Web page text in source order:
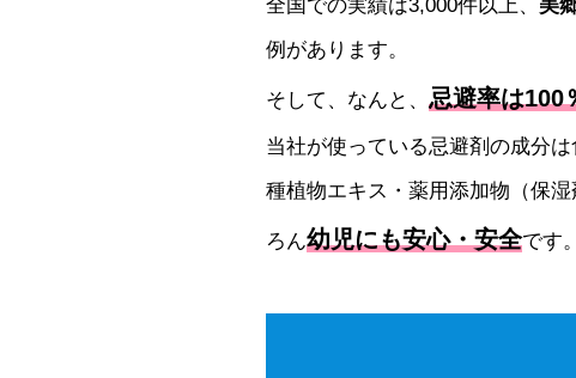
全国での実績は3,000件以上、 美
例があります。
そして、なんと、 忌避率は100
当社が使っている忌避剤の成分
種植物エキス・薬用添加物（保
ろん幼児にも安心・安全です。